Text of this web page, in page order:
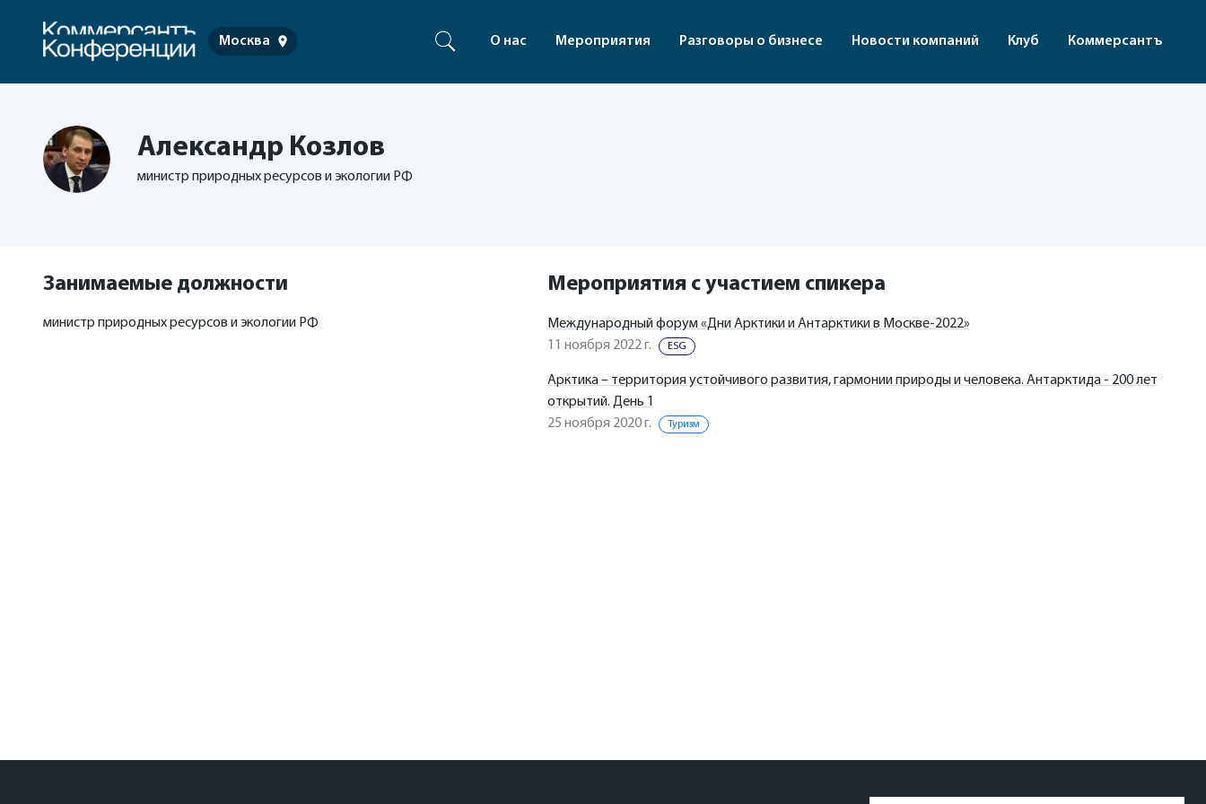
Москва О нас Мероприятия Разговоры о бизнесе Новости компаний Клуб Коммерсантъ
Александр Козлов
министр природных ресурсов и экологии РФ
Занимаемые должности
министр природных ресурсов и экологии РФ
Мероприятия с участием спикера
Международный форум «Дни Арктики и Антарктики в Москве-2022»
11 ноября 2022 г.
ESG
Арктика – территория устойчивого развития, гармонии природы и человека. Антарктида - 200 лет
открытий. День 1
25 ноября 2020 г.
Туризм